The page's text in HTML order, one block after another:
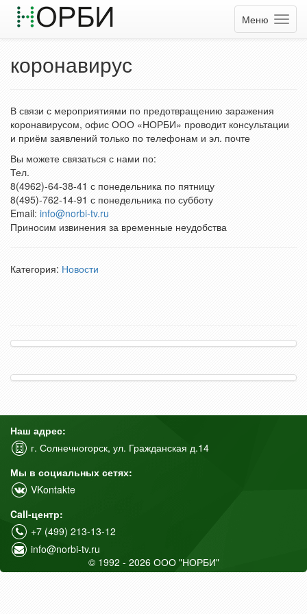
Меню
коронавирус
В связи с мероприятиями по предотвращению заражения
коронавирусом, офис ООО «НОРБИ» проводит консультации
и приём заявлений только по телефонам и эл. почте
Вы можете связаться с нами по:
Тел.
8(4962)-64-38-41 с понедельника по пятницу
8(495)-762-14-91 с понедельника по субботу
Email: info@norbi-tv.ru
Приносим извинения за временные неудобства
Категория: Новости
Наш адрес:
г. Солнечногорск, ул. Гражданская д.14
Мы в социальных сетях:
VKontakte
Call-центр:
+7 (499) 213-13-12
info@norbi-tv.ru
© 1992 - 2026 ООО "НОРБИ"